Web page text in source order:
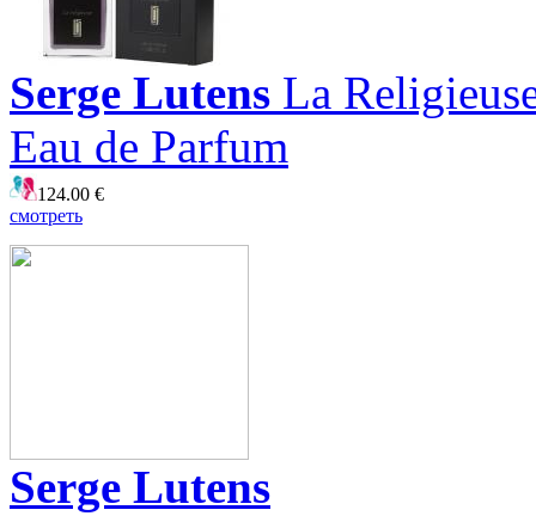
Serge Lutens La
Eau de Parfum
124.00 €
смотреть
Serge Lutens